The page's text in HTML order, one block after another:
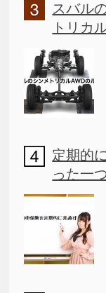
スバル
トリカ
定期的
った一